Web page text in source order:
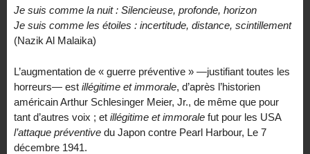
Je suis comme la nuit : Silencieuse, profonde, horizon
Je suis comme les étoiles : incertitude, distance, scintillement
(Nazik Al Malaika)
L’augmentation de « guerre préventive » —justifiant toutes les
horreurs— est illégitime et immorale, d’après l’historien
américain Arthur Schlesinger Meier, Jr., de même que pour
tant d’autres voix ; et illégitime et immorale fut pour les USA
l’attaque préventive du Japon contre Pearl Harbour, Le 7
décembre 1941.